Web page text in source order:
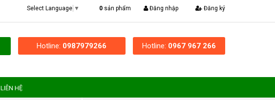
Select Language ▼ 0 sản phẩm Đăng nhập Đăng ký
Hotline: 0987979266 Hotline: 0967 967 266
LIÊN HỆ